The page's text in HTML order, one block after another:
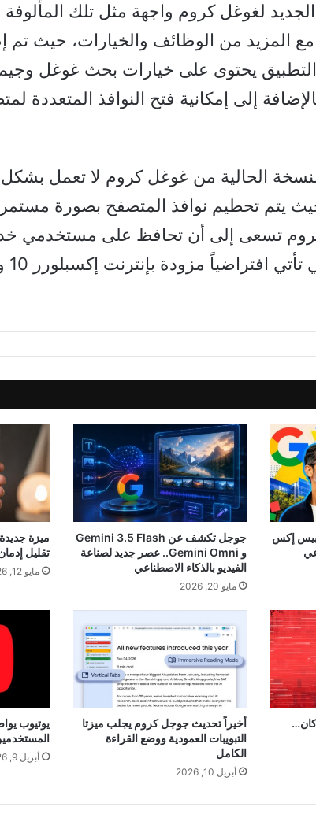
لغوغل كروم واجهة مثل تلك
ويندوز 8 ، مع المزيد من الوظائف والخيارات،
يحتوى على خيارات بحث غوغل
إلى إمكانية فتح النوافذ المتعددة
النسخة الحالية من غوغل كروم لا تعمل
ويندوز 8 حيث يتم تحطيم نوافذ المتصفح بصورة
تسعى إلى أن تحافظ على مستخدمي
إكس
جوجل تكشف عن Gemini 3.5 Flash
و Gemini Omni.. عصر جديد لصناعة
الفيديو بالذكاء الاصطناعي
مايو 20, 2026
ميزة
تقليل
مايو 12, 2026
أخيراً تحديث جوجل كروم يجلب ميزتا
التبويبات العمودية ووضع القراءة
الكامل
أبريل 10, 2026
يوتيوب
أبريل 9, 2026